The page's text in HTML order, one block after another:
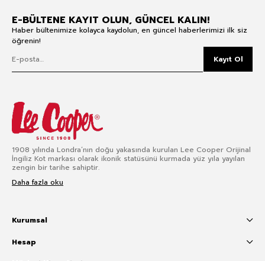
E-BÜLTENE KAYIT OLUN, GÜNCEL KALIN!
Haber bültenimize kolayca kaydolun, en güncel haberlerimizi ilk siz
öğrenin!
Kayıt Ol
1908 yılında Londra’nın doğu yakasında kurulan Lee Cooper Orijinal
İngiliz Kot markası olarak ikonik statüsünü kurmada yüz yıla yayılan
zengin bir tarihe sahiptir.
Daha fazla oku
Kurumsal
Hesap